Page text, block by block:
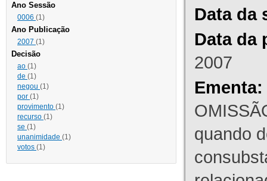
Ano Sessão
0006 (1)
Ano Publicação
2007 (1)
Decisão
ao (1)
de (1)
negou (1)
por (1)
provimento (1)
recurso (1)
se (1)
unanimidade (1)
votos (1)
Data da
Data da
2007
Ementa:
quando